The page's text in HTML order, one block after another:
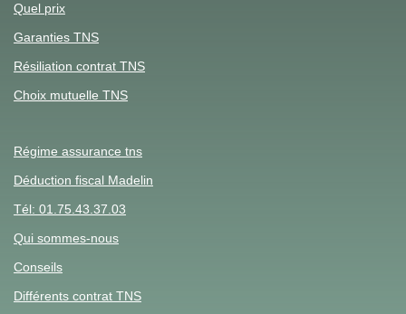
Quel prix
Garanties TNS
Résiliation contrat TNS
Choix mutuelle TNS
Régime assurance tns
Déduction fiscal Madelin
Tél: 01.75.43.37.03
Qui sommes-nous
Conseils
Différents contrat TNS